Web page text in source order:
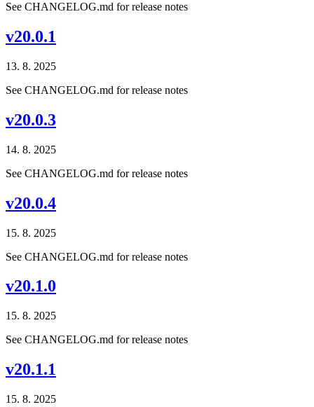
See CHANGELOG.md for release notes
v20.0.1
13. 8. 2025
See CHANGELOG.md for release notes
v20.0.3
14. 8. 2025
See CHANGELOG.md for release notes
v20.0.4
15. 8. 2025
See CHANGELOG.md for release notes
v20.1.0
15. 8. 2025
See CHANGELOG.md for release notes
v20.1.1
15. 8. 2025